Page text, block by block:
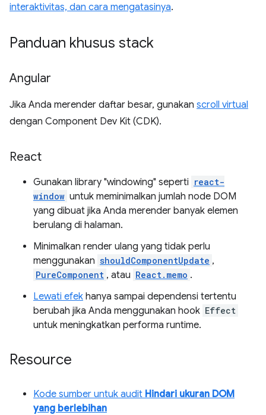
interaktivitas, dan cara mengatasinya.
Panduan khusus stack
Angular
Jika Anda merender daftar besar, gunakan scroll virtual
dengan Component Dev Kit (CDK).
React
Gunakan library "windowing" seperti react-
window untuk meminimalkan jumlah node DOM
yang dibuat jika Anda merender banyak elemen
berulang di halaman.
Minimalkan render ulang yang tidak perlu
menggunakan shouldComponentUpdate ,
PureComponent , atau React.memo .
Lewati efek hanya sampai dependensi tertentu
berubah jika Anda menggunakan hook Effect
untuk meningkatkan performa runtime.
Resource
Kode sumber untuk audit Hindari ukuran DOM
yang berlebihan